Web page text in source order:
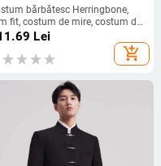
bărbătesc Herringbone,
fit, costum de mire, costum de
banchet, trei piese, rochie de
Lei
add_shopping_cart